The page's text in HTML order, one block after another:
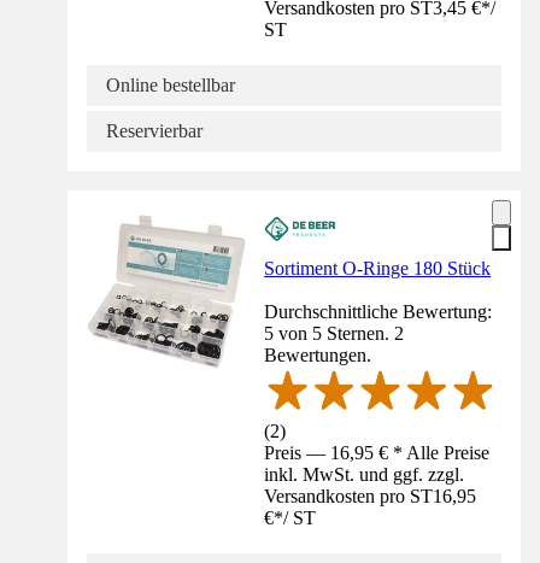
Versandkosten pro ST3,45 €*/
ST
Online bestellbar
Reservierbar
Sortiment O-Ringe 180 Stück
Durchschnittliche Bewertung:
5 von 5 Sternen. 2
Bewertungen.
(2)
Preis — 16,95 € * Alle Preise
inkl. MwSt. und ggf. zzgl.
Versandkosten pro ST16,95
€*/ ST